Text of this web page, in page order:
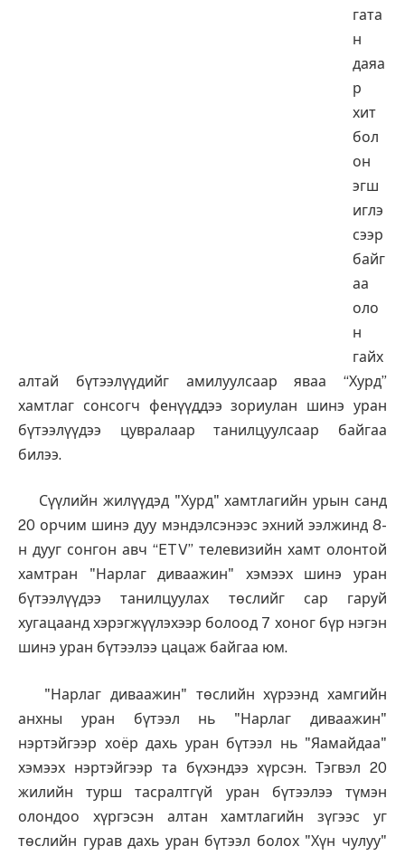
гата
н
даяа
р
хит
бол
он
эгш
иглэ
сээр
байг
аа
оло
н
гайх
алтай бүтээлүүдийг амилуулсаар яваа “Хурд”
хамтлаг сонсогч фенүүддээ зориулан шинэ уран
бүтээлүүдээ цувралаар танилцуулсаар байгаа
билээ.
Сүүлийн жилүүдэд "Хурд" хамтлагийн урын санд
20 орчим шинэ дуу мэндэлсэнээс эхний ээлжинд 8-
н дууг сонгон авч “ETV” телевизийн хамт олонтой
хамтран "Нарлаг диваажин" хэмээх шинэ уран
бүтээлүүдээ танилцуулах төслийг сар гаруй
хугацаанд хэрэгжүүлэхээр болоод 7 хоног бүр нэгэн
шинэ уран бүтээлээ цацаж байгаа юм.
"Нарлаг диваажин" төслийн хүрээнд хамгийн
анхны уран бүтээл нь "Нарлаг диваажин"
нэртэйгээр хоёр дахь уран бүтээл нь "Яамайдаа"
хэмээх нэртэйгээр та бүхэндээ хүрсэн. Тэгвэл 20
жилийн турш тасралтгүй уран бүтээлээ түмэн
олондоо хүргэсэн алтан хамтлагийн зүгээс уг
төслийн гурав дахь уран бүтээл болох "Хүн чулуу"